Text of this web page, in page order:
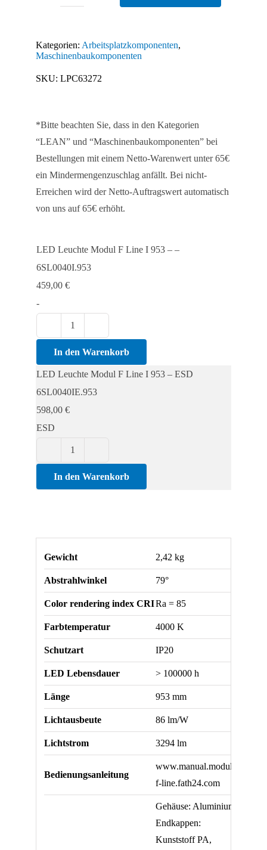
F
I
Kategorien: Arbeitsplatzkomponenten,
Maschinenbaukomponenten
SKU: LPC63272
*Bitte beachten Sie, dass in den Kategorien
“LEAN” und “Maschinenbaukomponenten” bei
Bestellungen mit einem Netto-Warenwert unter 65€
ein Mindermengenzuschlag anfällt. Bei nicht-
Erreichen wird der Netto-Auftragswert automatisch
von uns auf 65€ erhöht.
LED Leuchte Modul F Line I 953 – –
6SL0040I.953
459,00 €
-
Leuchte
Modul
Menge
In den Warenkorb
LED Leuchte Modul F Line I 953 – ESD
6SL0040IE.953
598,00 €
ESD
Leuchte
Modul
I
953
Menge
In den Warenkorb
Gewicht 2,42 kg
Abstrahlwinkel 79°
Color rendering index CRIRa = 85
Farbtemperatur 4000 K
Schutzart IP20
LED Lebensdauer > 100000 h
Länge 953 mm
Lichtausbeute 86 lm/W
Lichtstrom 3294 lm
Bedienungsanleitung
www.manual.modul-
f-line.fath24.com
Gehäuse: Aluminium
Endkappen:
Kunststoff PA,